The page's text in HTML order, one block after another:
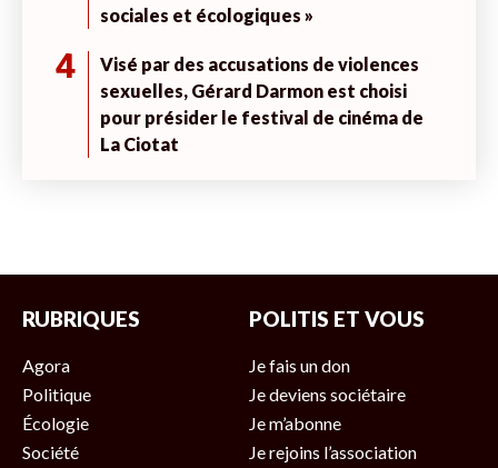
sociales et écologiques »
4
Visé par des accusations de violences
sexuelles, Gérard Darmon est choisi
pour présider le festival de cinéma de
La Ciotat
RUBRIQUES
Agora
Politique
Écologie
Société
POLITIS ET VOUS
Je fais un don
Je deviens sociétaire
Je m’abonne
Je rejoins l’association